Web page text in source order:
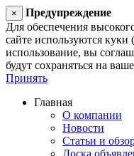
×
Предупреждение
Для обеспечения
сайте используются
использование, вы
будут сохраняться на
Принять
Главная
О компании
Новости
Статьи и
Доска